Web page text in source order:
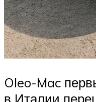
Oleo-Mac
в Италии